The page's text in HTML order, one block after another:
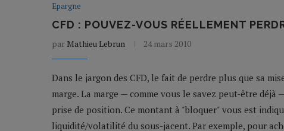
Epargne
CFD : POUVEZ-VOUS RÉELLEMENT
par Mathieu Lebrun 24 mars 2010
Dans le jargon des CFD, le fait de perdre plus que sa
marge. La marge — comme vous le savez peut-être
prise de position. Ce montant à "bloquer" vous est
liquidité/volatilité du sous-jacent. Par exemple, pour